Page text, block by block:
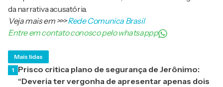
da narrativa acusatória.
Veja mais em>>>Rede Comunica Brasil
Entre em contato conosco pelo whatsappp
Mais lidas
1 Prisco critica plano de segurança de Jerônimo:
“Deveria ter vergonha de apresentar apenas dois